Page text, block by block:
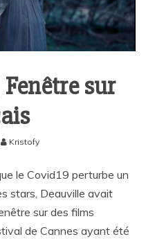
sur
Kristofy
le Covid19 perturbe un
stars, Deauville avait
sur des films
de Cannes ayant été